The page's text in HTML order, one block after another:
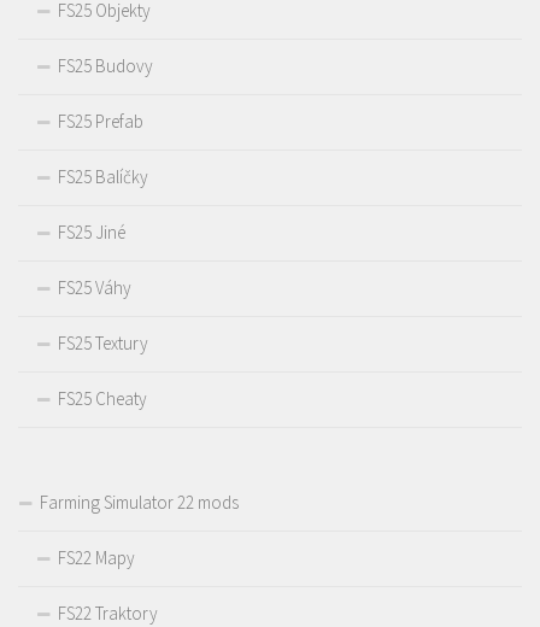
FS25 Objekty
FS25 Budovy
FS25 Prefab
FS25 Balíčky
FS25 Jiné
FS25 Váhy
FS25 Textury
FS25 Cheaty
Farming Simulator 22 mods
FS22 Mapy
FS22 Traktory